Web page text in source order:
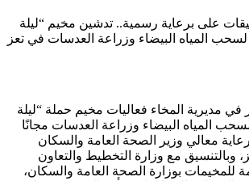
على برعاية رسمية.. تدشين مخيم “ليلة
لسحب المياه البيضاء وزراعة العدسات في تعز
مديرية المخاء فعاليات مخيم حملة “ليلة
1446هـ” لسحب المياه البيضاء وزراعة العدسات مجانًا
وذلك برعاية معالي وزير الصحة العامة والسكان
مع وزارة التخطيط والتعاون
للمخيمات بوزارة الصحة العامة والسكان،